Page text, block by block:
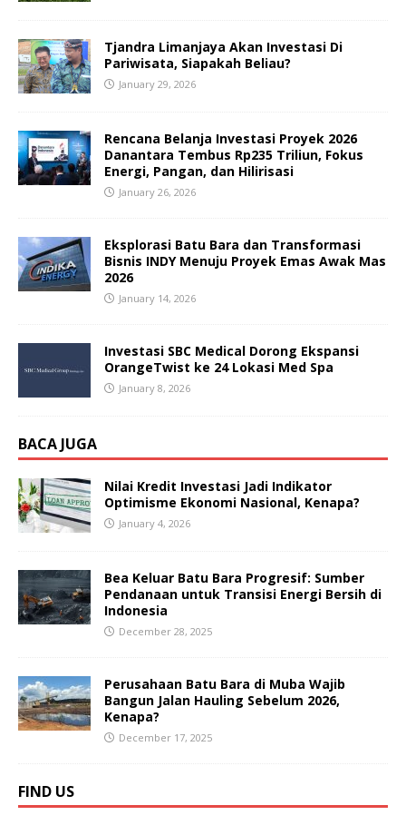
Tjandra Limanjaya Akan Investasi Di
Pariwisata, Siapakah Beliau?
January 29, 2026
Rencana Belanja Investasi Proyek 2026
Danantara Tembus Rp235 Triliun, Fokus
Energi, Pangan, dan Hilirisasi
January 26, 2026
Eksplorasi Batu Bara dan Transformasi
Bisnis INDY Menuju Proyek Emas Awak Mas
2026
January 14, 2026
Investasi SBC Medical Dorong Ekspansi
OrangeTwist ke 24 Lokasi Med Spa
January 8, 2026
BACA JUGA
Nilai Kredit Investasi Jadi Indikator
Optimisme Ekonomi Nasional, Kenapa?
January 4, 2026
Bea Keluar Batu Bara Progresif: Sumber
Pendanaan untuk Transisi Energi Bersih di
Indonesia
December 28, 2025
Perusahaan Batu Bara di Muba Wajib
Bangun Jalan Hauling Sebelum 2026,
Kenapa?
December 17, 2025
FIND US